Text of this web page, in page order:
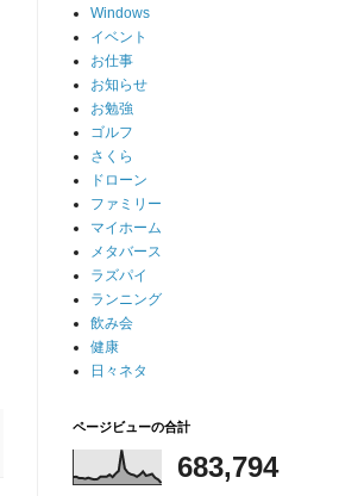
Windows
イベント
お仕事
お知らせ
お勉強
ゴルフ
さくら
ドローン
ファミリー
マイホーム
メタバース
ラズパイ
ランニング
飲み会
健康
日々ネタ
ページビューの合計
683,794